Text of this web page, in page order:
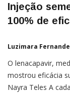
Injeção
100% de
Luzimara
O lenacapavir,
mostrou eficácia
Nayra Teles A